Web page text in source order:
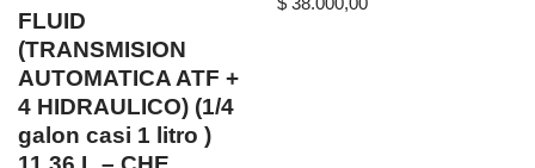
FLUID
(TRANSMISION
AUTOMATICA ATF +
4 HIDRAULICO) (1/4
galon casi 1 litro )